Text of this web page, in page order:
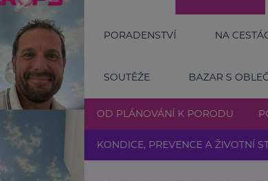
PORADENSTVÍ NA
SOUTĚŽE BAZAR S
OD PLÁNOVÁNÍ K PORODU
KONDICE, PREVENCE A ŽIVOTNÍ